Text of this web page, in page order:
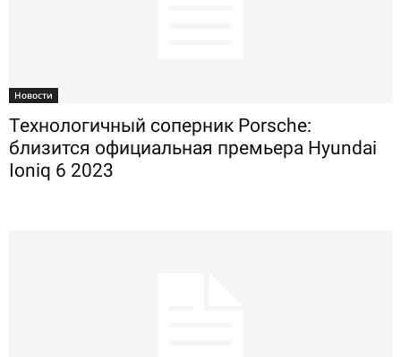
Новости
Технологичный соперник Porsche:
близится официальная премьера Hyundai
Ioniq 6 2023